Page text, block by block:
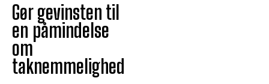
Gør gevinsten til
en påmindelse
om
taknemmelighed